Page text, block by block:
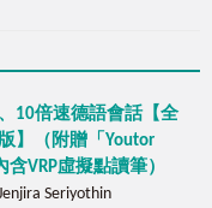
10倍速德語會話【全
】（附贈「Youtor
含VRP虛擬點讀筆）
Seriyothin